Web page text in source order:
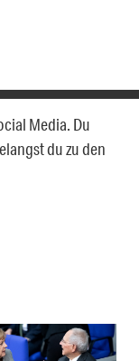
Media. Du
du zu den